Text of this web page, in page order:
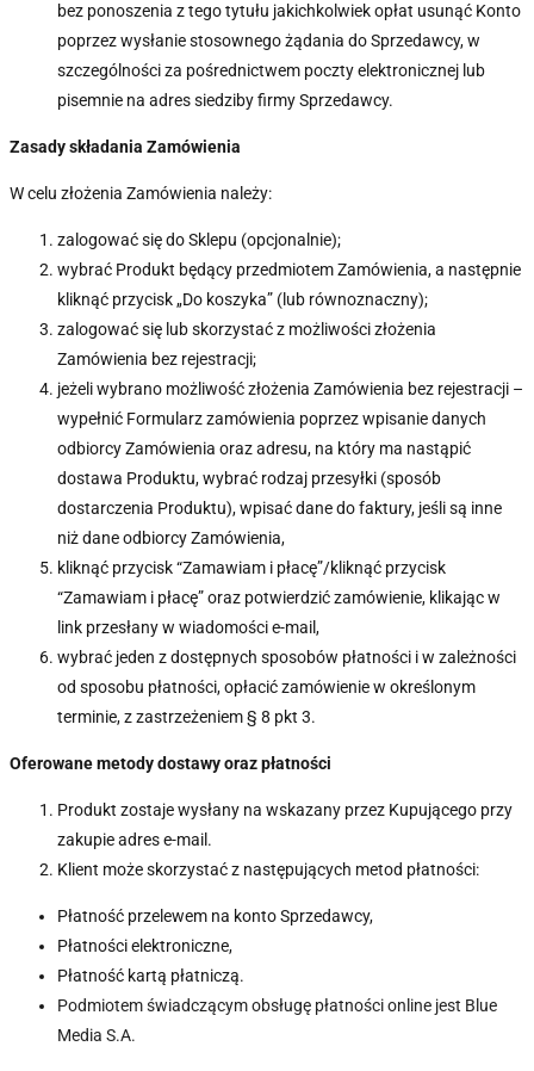
bez ponoszenia z tego tytułu jakichkolwiek opłat usunąć Konto
poprzez wysłanie stosownego żądania do Sprzedawcy, w
szczególności za pośrednictwem poczty elektronicznej lub
pisemnie na adres siedziby firmy Sprzedawcy.
Zasady składania Zamówienia
W celu złożenia Zamówienia należy:
zalogować się do Sklepu (opcjonalnie);
wybrać Produkt będący przedmiotem Zamówienia, a następnie
kliknąć przycisk „Do koszyka” (lub równoznaczny);
zalogować się lub skorzystać z możliwości złożenia
Zamówienia bez rejestracji;
jeżeli wybrano możliwość złożenia Zamówienia bez rejestracji –
wypełnić Formularz zamówienia poprzez wpisanie danych
odbiorcy Zamówienia oraz adresu, na który ma nastąpić
dostawa Produktu, wybrać rodzaj przesyłki (sposób
dostarczenia Produktu), wpisać dane do faktury, jeśli są inne
niż dane odbiorcy Zamówienia,
kliknąć przycisk “Zamawiam i płacę”/kliknąć przycisk
“Zamawiam i płacę” oraz potwierdzić zamówienie, klikając w
link przesłany w wiadomości e-mail,
wybrać jeden z dostępnych sposobów płatności i w zależności
od sposobu płatności, opłacić zamówienie w określonym
terminie, z zastrzeżeniem § 8 pkt 3.
Oferowane metody dostawy oraz płatności
Produkt zostaje wysłany na wskazany przez Kupującego przy
zakupie adres e-mail.
Klient może skorzystać z następujących metod płatności:
Płatność przelewem na konto Sprzedawcy,
Płatności elektroniczne,
Płatność kartą płatniczą.
Podmiotem świadczącym obsługę płatności online jest Blue
Media S.A.